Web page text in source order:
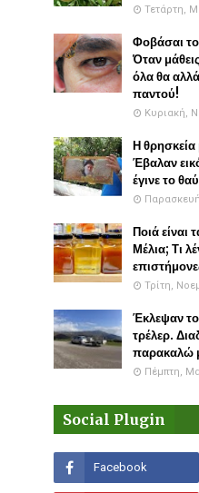
Τετάρτη,
Φοβάσαι
Όταν
όλα θα
παντού!
Κυριακή,
Η θρησκεία
Έβαλαν
έγινε το
Ποιά είναι
Μέλια; Τι
Τρίτη,
Έκλεψαν
τρέλερ.
παρακαλώ
Πέμπτη,
Social Plugin